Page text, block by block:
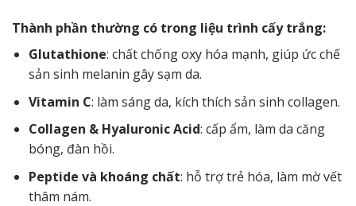
Thành phần thường có trong liệu trình cấy trắng:
Glutathione: chất chống oxy hóa mạnh, giúp ức chế
sản sinh melanin gây sạm da.
Vitamin C: làm sáng da, kích thích sản sinh collagen.
Collagen & Hyaluronic Acid: cấp ẩm, làm da căng
bóng, đàn hồi.
Peptide và khoáng chất: hỗ trợ trẻ hóa, làm mờ vết
thâm nám.